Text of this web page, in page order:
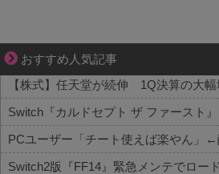
おすすめ人気記事
不器用な二人が辿り着いた、切なく温
【株式】任天堂が続伸 1Q決算の大
Switch『カルドセプト ザ ファースト
PCユーザー「チート使えば楽やん」
Switch2版『FF14』緊急メンテでロー